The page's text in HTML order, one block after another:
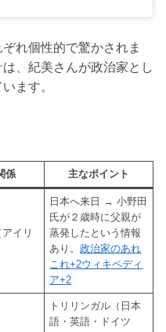
れ個性的で驚かされま
、紀美さんが政治家とし
ます。
係 主なポイント
イリ
日本へ来日 → 小野田
氏が２歳時に父親が
蒸発したという情報
あり。政治家のあれ
これ+2ウィキペディ
ア+2
トリリンガル（日本
語・英語・ドイツ